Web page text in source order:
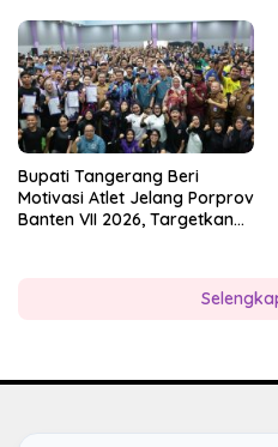
Bupati Tangerang Beri
Motivasi Atlet Jelang Porprov
Banten VII 2026, Targetkan